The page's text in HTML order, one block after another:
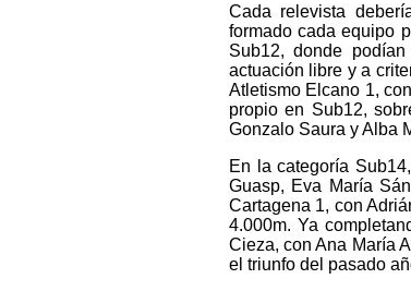
Cada relevista
formado cada equipo
Sub12, donde
actuación libre y a
Atletismo Elcano 1,
propio en Sub12,
Gonzalo Saura y Alba
En la categoría
Guasp, Eva María
Cartagena 1, con
4.000m. Ya
Cieza, con Ana María
el triunfo del pasado